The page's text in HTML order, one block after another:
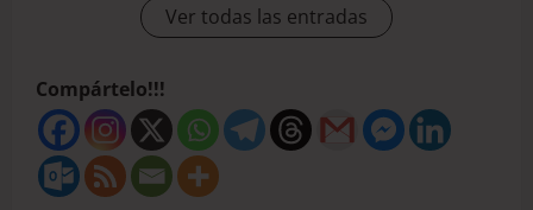
Ver todas las entradas
Compártelo!!!